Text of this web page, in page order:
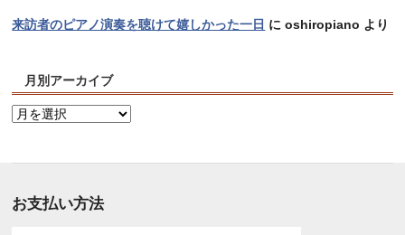
来訪者のピアノ演奏を聴けて嬉しかった一日 にoshiropiano より
月別アーカイブ
月
カ
お支払い方法